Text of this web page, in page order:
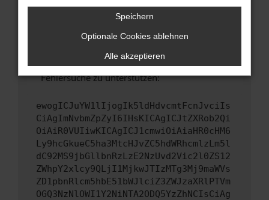
Wende dich an den Webseitenbetreiber.
Wenn du alle oben genannten Schritte versucht
hast, kontaktiere uns bitte. Wir werden
versuchen, das Problem zu beheben. Du kannst
uns diesen Text schicken, um uns bei der
Fehlersuche zu unterstützen:
ewogICJuYW1lIjogIk5ldHdvcmtFcnJvciIs
CiAgImNvbmZpZyI6IHsKICAgICJtZXRob2Qi
OiAiR0VUIiwKICAgICJ1cmwiOiAiaHR0cHM6
Ly9hcGkueC5ha3MtcHJvZC5hdWRhcmlzLm5l
dC92MS9jbGllbnRzLzE2NzUvd2Vic2l0ZS12
ZWhpY2xlcy9QLjI1MjkwJTIzMTg3Mj9maWVs
ZD1pbnRlcm5hbE51bWJlciZ3ZWJzaXRlPTVm
OGQ3NzNlOWI1Y2NiNTA2ODQ5YzZhNCIsCiAg
Speichern
Optionale Cookies ablehnen
Alle akzeptieren